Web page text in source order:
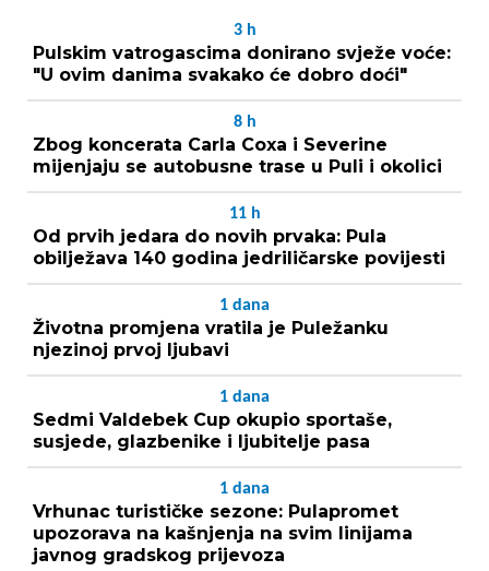
3 h
Pulskim vatrogascima donirano svježe voće:
"U ovim danima svakako će dobro doći"
8 h
Zbog koncerata Carla Coxa i Severine
mijenjaju se autobusne trase u Puli i okolici
11 h
Od prvih jedara do novih prvaka: Pula
obilježava 140 godina jedriličarske povijesti
1 dana
Životna promjena vratila je Puležanku
njezinoj prvoj ljubavi
1 dana
Sedmi Valdebek Cup okupio sportaše,
susjede, glazbenike i ljubitelje pasa
1 dana
Vrhunac turističke sezone: Pulapromet
upozorava na kašnjenja na svim linijama
javnog gradskog prijevoza